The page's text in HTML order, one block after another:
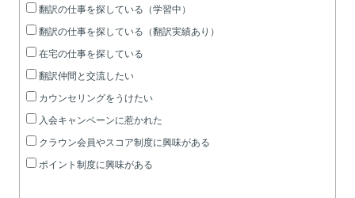
翻訳の仕事を探している（学習中）
翻訳の仕事を探している（翻訳実績あり）
在宅の仕事を探している
翻訳仲間と交流したい
カウンセリングをうけたい
入会キャンペーンに惹かれた
クラウン会員やスコア制度に興味がある
ポイント制度に興味がある